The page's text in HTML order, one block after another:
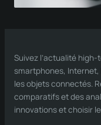
Suivez l’actualité
smartphones,
les objets connectés.
comparatifs et des
innovations et choisir